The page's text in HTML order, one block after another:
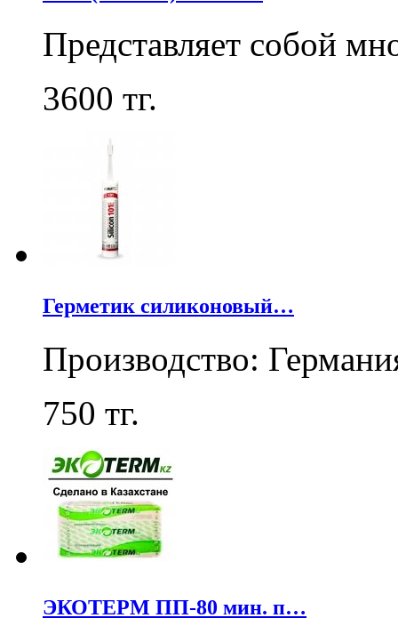
Представляет собой
3600 тг.
Герметик силиконовый…
Производство:
750 тг.
ЭКОТЕРМ ПП-80 мин. п…